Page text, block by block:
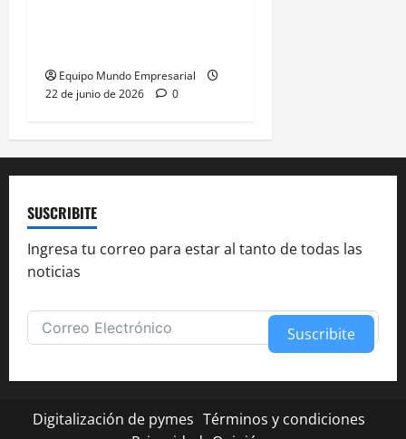
Equipo Mundo Empresarial
22 de junio de 2026
0
SUSCRIBITE
Ingresa tu correo para estar al tanto de todas las
noticias
Suscribite
Digitalización de pymes Términos y condiciones